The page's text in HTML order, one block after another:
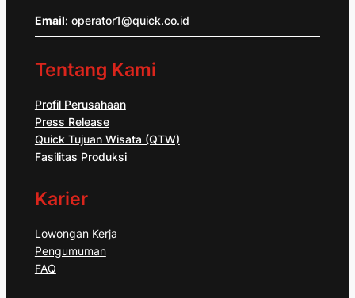
Email: operator1@quick.co.id
Tentang Kami
Profil Perusahaan
Press Release
Quick Tujuan Wisata (QTW)
Fasilitas Produksi
Karier
Lowongan Kerja
Pengumuman
FAQ